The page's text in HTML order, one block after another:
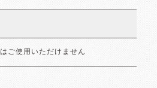
ご使用いただけません